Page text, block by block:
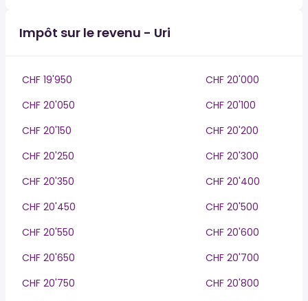
Impôt sur le revenu - Uri
CHF 19'950
CHF 20'000
CHF 20'050
CHF 20'100
CHF 20'150
CHF 20'200
CHF 20'250
CHF 20'300
CHF 20'350
CHF 20'400
CHF 20'450
CHF 20'500
CHF 20'550
CHF 20'600
CHF 20'650
CHF 20'700
CHF 20'750
CHF 20'800